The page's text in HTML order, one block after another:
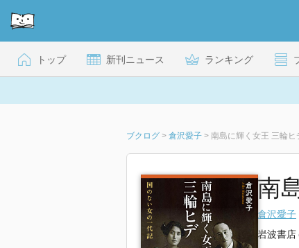
トップ 新刊ニュース ランキング
ブクログ > 倉沢愛子 > 南島に輝く女王 三輪
南
倉沢愛子
岩波書店